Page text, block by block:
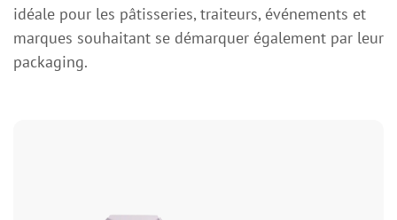
idéale pour les pâtisseries, traiteurs, événements et
marques souhaitant se démarquer également par leur
packaging.